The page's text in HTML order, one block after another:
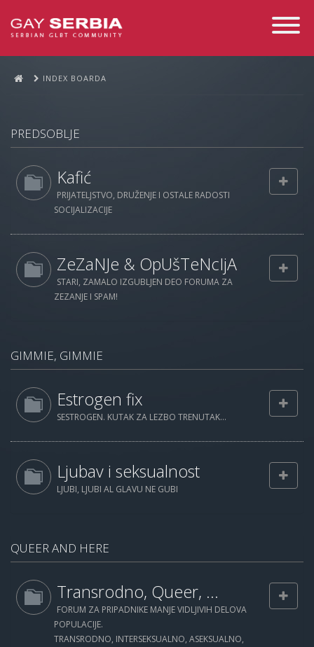
Toggle
INDEX BOARDA
PREDSOBLJE
Kafić
PRIJATELJSTVO, DRUŽENJE I OSTALE RADOSTI
SOCIJALIZACIJE
ZeZaNJe & OpUšTeNcIjA
STARI, ZAMALO IZGUBLJEN DEO FORUMA ZA
ZEZANJE I SPAM!
GIMMIE, GIMMIE
Estrogen fix
SESTROGEN. KUTAK ZA LEZBO TRENUTAK...
Ljubav i seksualnost
LJUBI, LJUBI AL GLAVU NE GUBI
QUEER AND HERE
Transrodno, Queer, ...
FORUM ZA PRIPADNIKE MANJE VIDLJIVIH DELOVA
POPULACIJE.
TRANSRODNO, INTERSEKSUALNO, ASEKSUALNO,